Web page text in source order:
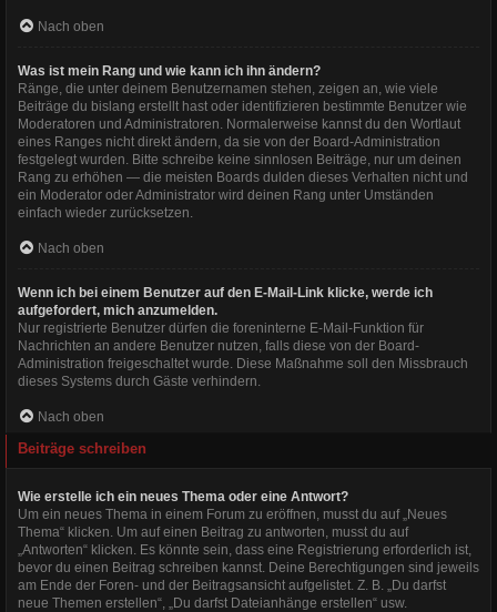
Nach oben
Was ist mein Rang und wie kann ich ihn ändern?
Ränge, die unter deinem Benutzernamen stehen, zeigen an, wie viele
Beiträge du bislang erstellt hast oder identifizieren bestimmte Benutzer wie
Moderatoren und Administratoren. Normalerweise kannst du den Wortlaut
eines Ranges nicht direkt ändern, da sie von der Board-Administration
festgelegt wurden. Bitte schreibe keine sinnlosen Beiträge, nur um deinen
Rang zu erhöhen — die meisten Boards dulden dieses Verhalten nicht und
ein Moderator oder Administrator wird deinen Rang unter Umständen
einfach wieder zurücksetzen.
Nach oben
Wenn ich bei einem Benutzer auf den E-Mail-Link klicke, werde ich
aufgefordert, mich anzumelden.
Nur registrierte Benutzer dürfen die foreninterne E-Mail-Funktion für
Nachrichten an andere Benutzer nutzen, falls diese von der Board-
Administration freigeschaltet wurde. Diese Maßnahme soll den Missbrauch
dieses Systems durch Gäste verhindern.
Nach oben
Beiträge schreiben
Wie erstelle ich ein neues Thema oder eine Antwort?
Um ein neues Thema in einem Forum zu eröffnen, musst du auf „Neues
Thema“ klicken. Um auf einen Beitrag zu antworten, musst du auf
„Antworten“ klicken. Es könnte sein, dass eine Registrierung erforderlich ist,
bevor du einen Beitrag schreiben kannst. Deine Berechtigungen sind jeweils
am Ende der Foren- und der Beitragsansicht aufgelistet. Z. B. „Du darfst
neue Themen erstellen“, „Du darfst Dateianhänge erstellen“ usw.